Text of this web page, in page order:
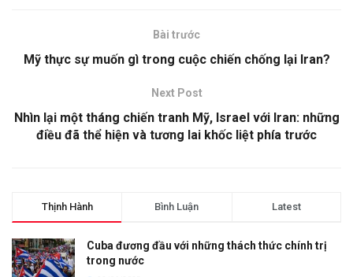
Bài trước
Mỹ thực sự muốn gì trong cuộc chiến chống lại Iran?
Next Post
Nhìn lại một tháng chiến tranh Mỹ, Israel với Iran: những
điều đã thể hiện và tương lai khốc liệt phía trước
Thịnh Hành Bình Luận Latest
Cuba đương đầu với những thách thức chính trị
trong nước